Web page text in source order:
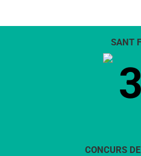
SANT
CONCURS